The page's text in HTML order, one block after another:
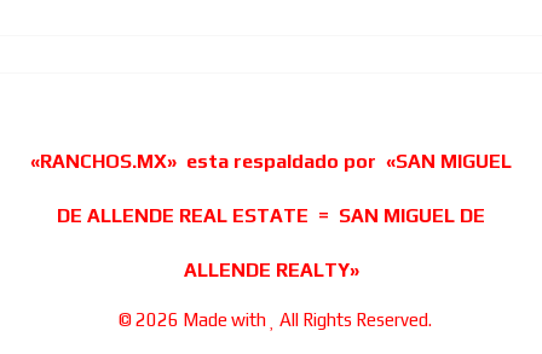
«RANCHOS.MX» esta respaldado por «SAN MIGUEL
DE ALLENDE REAL ESTATE = SAN MIGUEL DE
ALLENDE REALTY»
© 2026 Made with All Rights Reserved.